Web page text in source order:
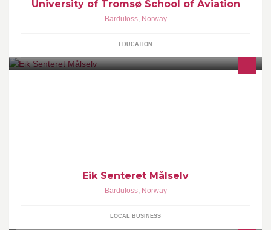
University of Tromsø School of Aviation
Bardufoss, Norway
EDUCATION
Eik Senteret Målselv
Bardufoss, Norway
LOCAL BUSINESS